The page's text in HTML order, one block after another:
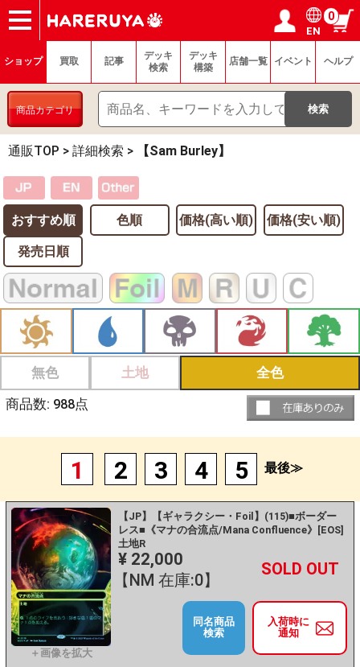
ショップ
買取
記事
デッキ検索
デッキ構築
選手一覧
店舗一覧
イベント
ヘルプ
お問い合わせ ログイン／会員登録
マイページ
EN
0
ショップ 買取 記事
デッキ
検索
デッキ
構築
店舗一覧 イベント ヘルプ
商品カテゴリ
通販TOP > 詳細検索 > 【Sam Burley】
おすすめ順 色順 価格(高い順) 価格(安い順)
発売日順
無色 土地 全色
商品数: 988点
1 2 3 4 5 最後≫
【JP】【ギャラクシー・Foil】(115)■ボーダー
レス■《マナの合流点/Mana Confluence》[EOS]
土地R
¥ 22,000
【NM 在庫:0】
－ +
入荷時に
通知
同名商品
検索